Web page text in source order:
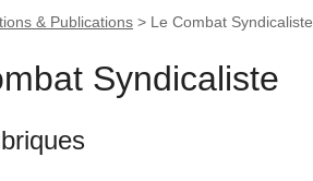
& Publications > Le Combat Syndicaliste
Syndicaliste